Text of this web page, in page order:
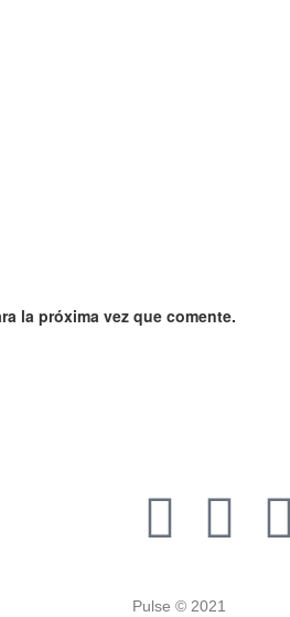
la próxima vez que comente.
Pulse © 2021